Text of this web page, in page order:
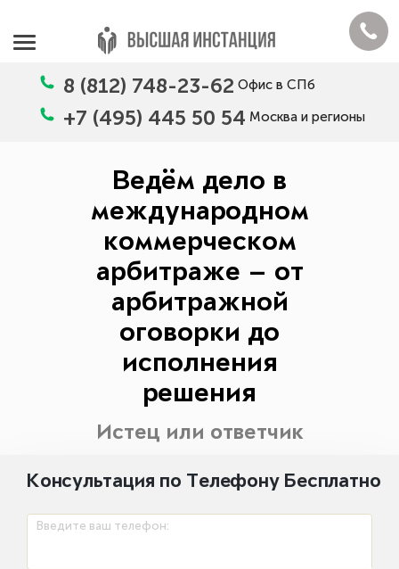
8 (812) 748-23-62 Офис в СПб
+7 (495) 445 50 54 Москва и регионы
Ведём дело в
международном
коммерческом
арбитраже — от
арбитражной
оговорки до
исполнения
решения
Истец или ответчик
Консультация по Телефону Бесплатно
Введите ваш телефон: